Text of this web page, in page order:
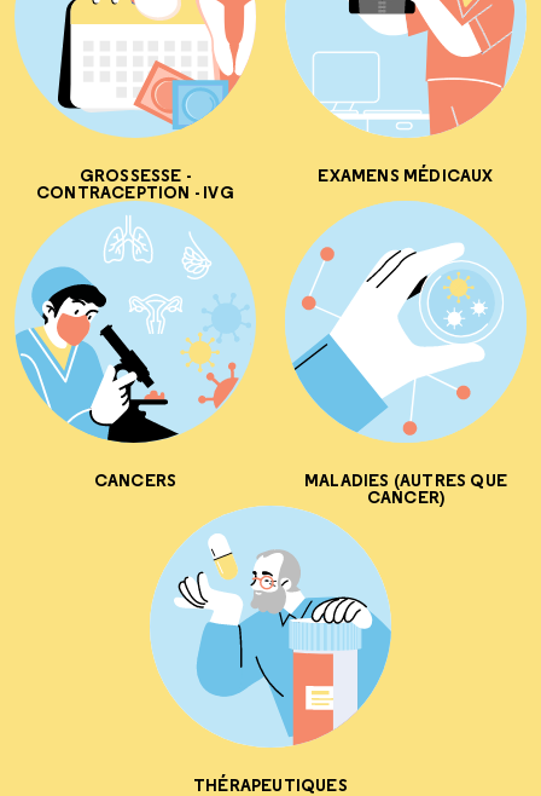
GROSSESSE -
CONTRACEPTION - IVG
EXAMENS MÉDICAUX
CANCERS MALADIES (AUTRES QUE
CANCER)
THÉRAPEUTIQUES